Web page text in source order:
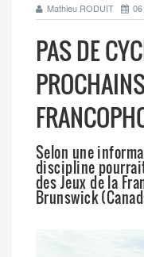
Mathieu RODUIT
PAS DE
Selon une
discipline
des Jeux de la
Brunswick